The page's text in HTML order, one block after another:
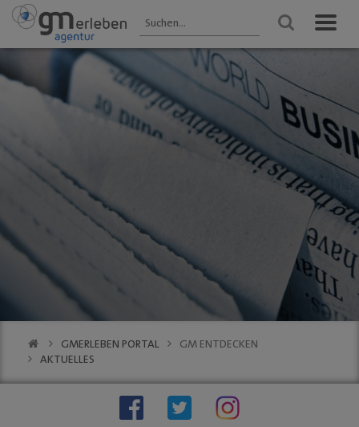
GM ENTDECKEN
Aktuelles
Kultur
Einkaufen
VfL Gummersbach
HEIMAT-JOKER®
FOREST ONE®
vytal® -
GM | Der PODCAST
GMerleben APP
eBay - Deine
Stadtrundgang
social wall
VERANSTALTUNGEN
Veranstaltungen
2025 - Übersicht
FRÜHLING
Gummersbach 2026
WINTER
Gummersbach
VfL Gummersbach
SCHWALBE Arena
Halle 32
Alte Vogtei
GMERLEBEN PORTAL
GM ENTDECKEN
AKTUELLES